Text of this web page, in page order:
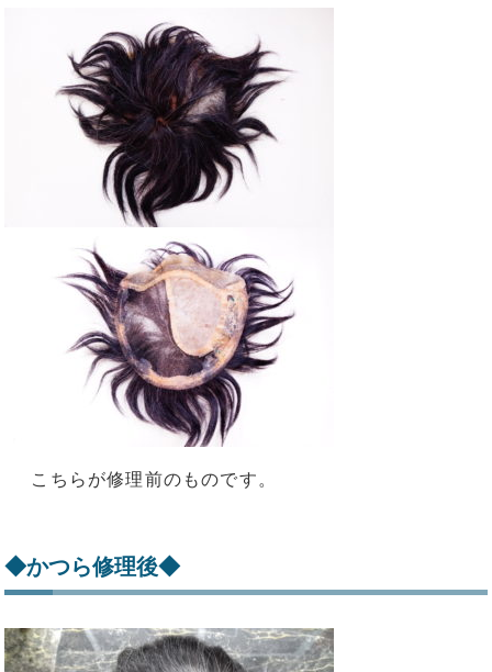
こちらが修理前のものです。
◆かつら修理後◆